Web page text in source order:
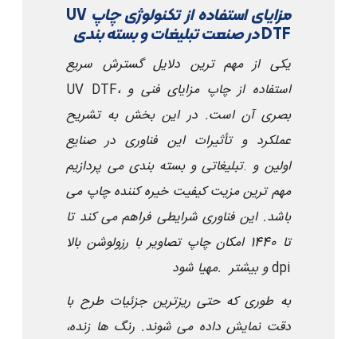
مزایای استفاده از تکنولوژی چاپ UV
DTFدر صنعت تبلیغات و بسته بندی
یکی از مهم ترین دلایل گسترش سریع
استفاده از چاپ UV DTF
، مزایای فنی و
بصری آن است. در این بخش به تشریح
عملکرد و تأثیرات این فناوری در صنایع
تبلیغاتی و بسته بندی می پردازیم. اولین و
مهم ترین مزیت کیفیت خیره کننده چاپ می
باشد. این فناوری شرایطی فراهم می کند تا
امکان چاپ تصاویر با رزولوشن بالا
تا 1440
dpi و بیشتر مهیا شود.
به طوری که حتی ریزترین جزئیات طرح با
دقت نمایش داده می شوند. رنگ ها زنده،